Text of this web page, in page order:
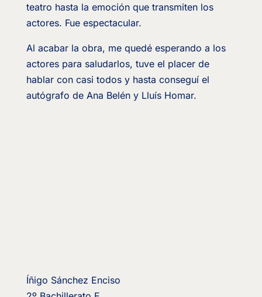
teatro hasta la emoción que transmiten los
actores. Fue espectacular.
Al acabar la obra, me quedé esperando a los
actores para saludarlos, tuve el placer de
hablar con casi todos y hasta conseguí el
autógrafo de Ana Belén y Lluís Homar.
Íñigo Sánchez Enciso